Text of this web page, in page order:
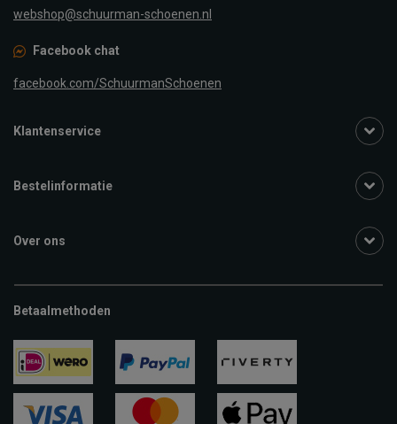
webshop@schuurman-schoenen.nl
Facebook chat
facebook.com/SchuurmanSchoenen
Klantenservice
Bestelinformatie
Over ons
Betaalmethoden
ideal paypal riverty